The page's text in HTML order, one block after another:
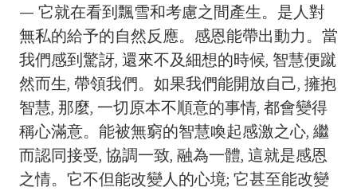
— 它就在看到飄雪和考慮之間產生。是人對
無私的給予的自然反應。感恩能帶出動力。當
我們感到驚訝, 還來不及細想的時候, 智慧便蹴
然而生, 帶領我們。如果我們能開放自己, 擁抱
智慧, 那麼, 一切原本不順意的事情, 都會變得
稱心滿意。能被無窮的智慧喚起感激之心, 繼
而認同接受, 協調一致, 融為一體, 這就是感恩
之情。它不但能改變人的心境; 它甚至能改變